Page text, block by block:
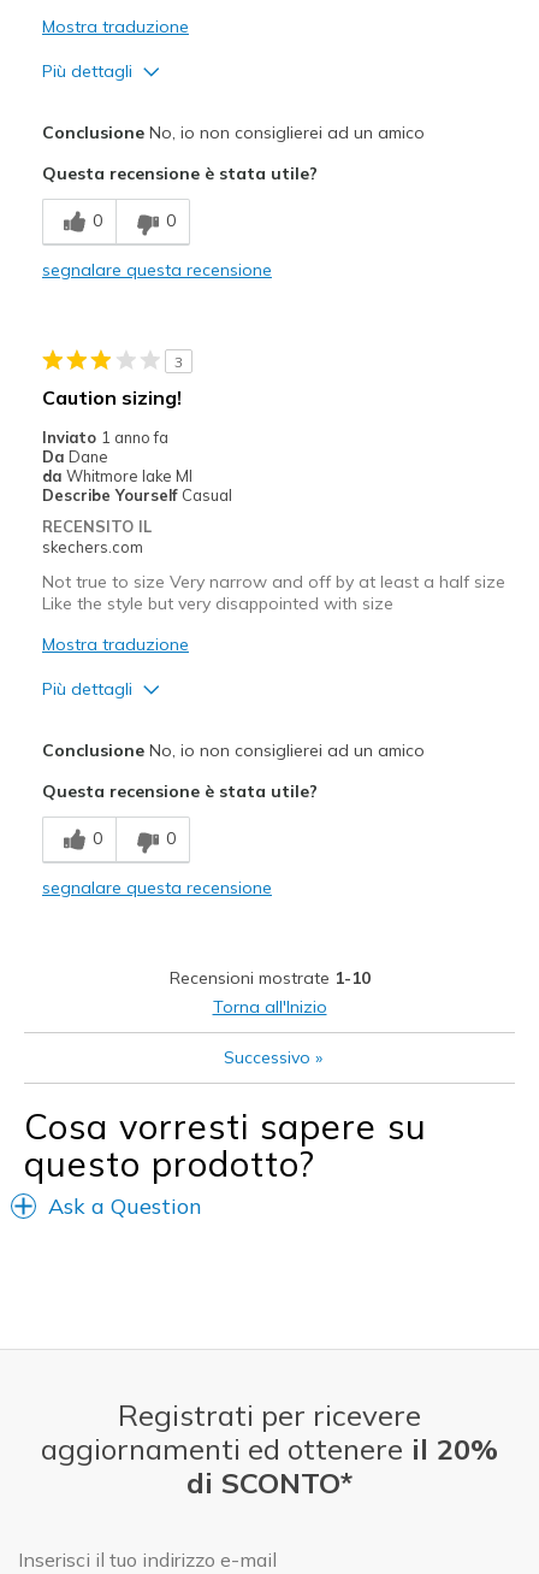
Mostra traduzione
Più dettagli
Comfortable
Stylish
Laces don't stay tied
Migliori Utilizzi:
Casual Wear
Width
Sizing
View On Shoes
I'm Into Shoes
ConclusioneNo, io non consiglierei ad un amico
Questa recensione è stata utile?
0 0
segnalare questa recensione
3
Caution sizing!
Inviato 1 anno fa
Da Dane
da Whitmore lake MI
Describe Yourself Casual
RECENSITO IL
skechers.com
Not true to size Very narrow and off by at least a half size
Like the style but very disappointed with size
Mostra traduzione
Più dettagli
Comfortable
Difetti
Need Break In
ConclusioneNo, io non consiglierei ad un amico
Questa recensione è stata utile?
0 0
segnalare questa recensione
Recensioni mostrate 1-10
Torna all'Inizio
Successivo »
Cosa vorresti sapere su
questo prodotto?
Ask a Question
Registrati per ricevere
aggiornamenti ed ottenere il 20%
di SCONTO*
E-mail